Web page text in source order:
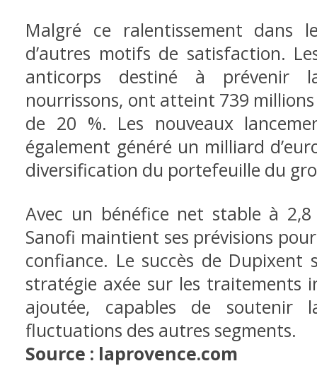
Malgré ce ralentissement dans
d’autres motifs de satisfaction.
anticorps destiné à prévenir
nourrissons, ont atteint 739 millions
de 20 %. Les nouveaux
également généré un milliard
diversification du portefeuille du
Avec un bénéfice net stable à 2,8
Sanofi maintient ses prévisions
confiance. Le succès de Dupixent
stratégie axée sur les traitements
ajoutée, capables de soutenir
fluctuations des autres segments.
Source : laprovence.com